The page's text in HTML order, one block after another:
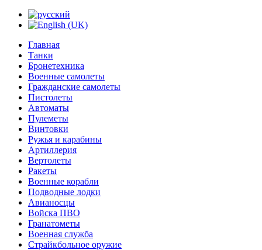
Главная
Танки
Бронетехника
Военные самолеты
Гражданские самолеты
Пистолеты
Автоматы
Пулеметы
Винтовки
Ружья и карабины
Артиллерия
Вертолеты
Ракеты
Военные корабли
Подводные лодки
Авианосцы
Войска ПВО
Гранатометы
Военная служба
Страйкбольное оружие